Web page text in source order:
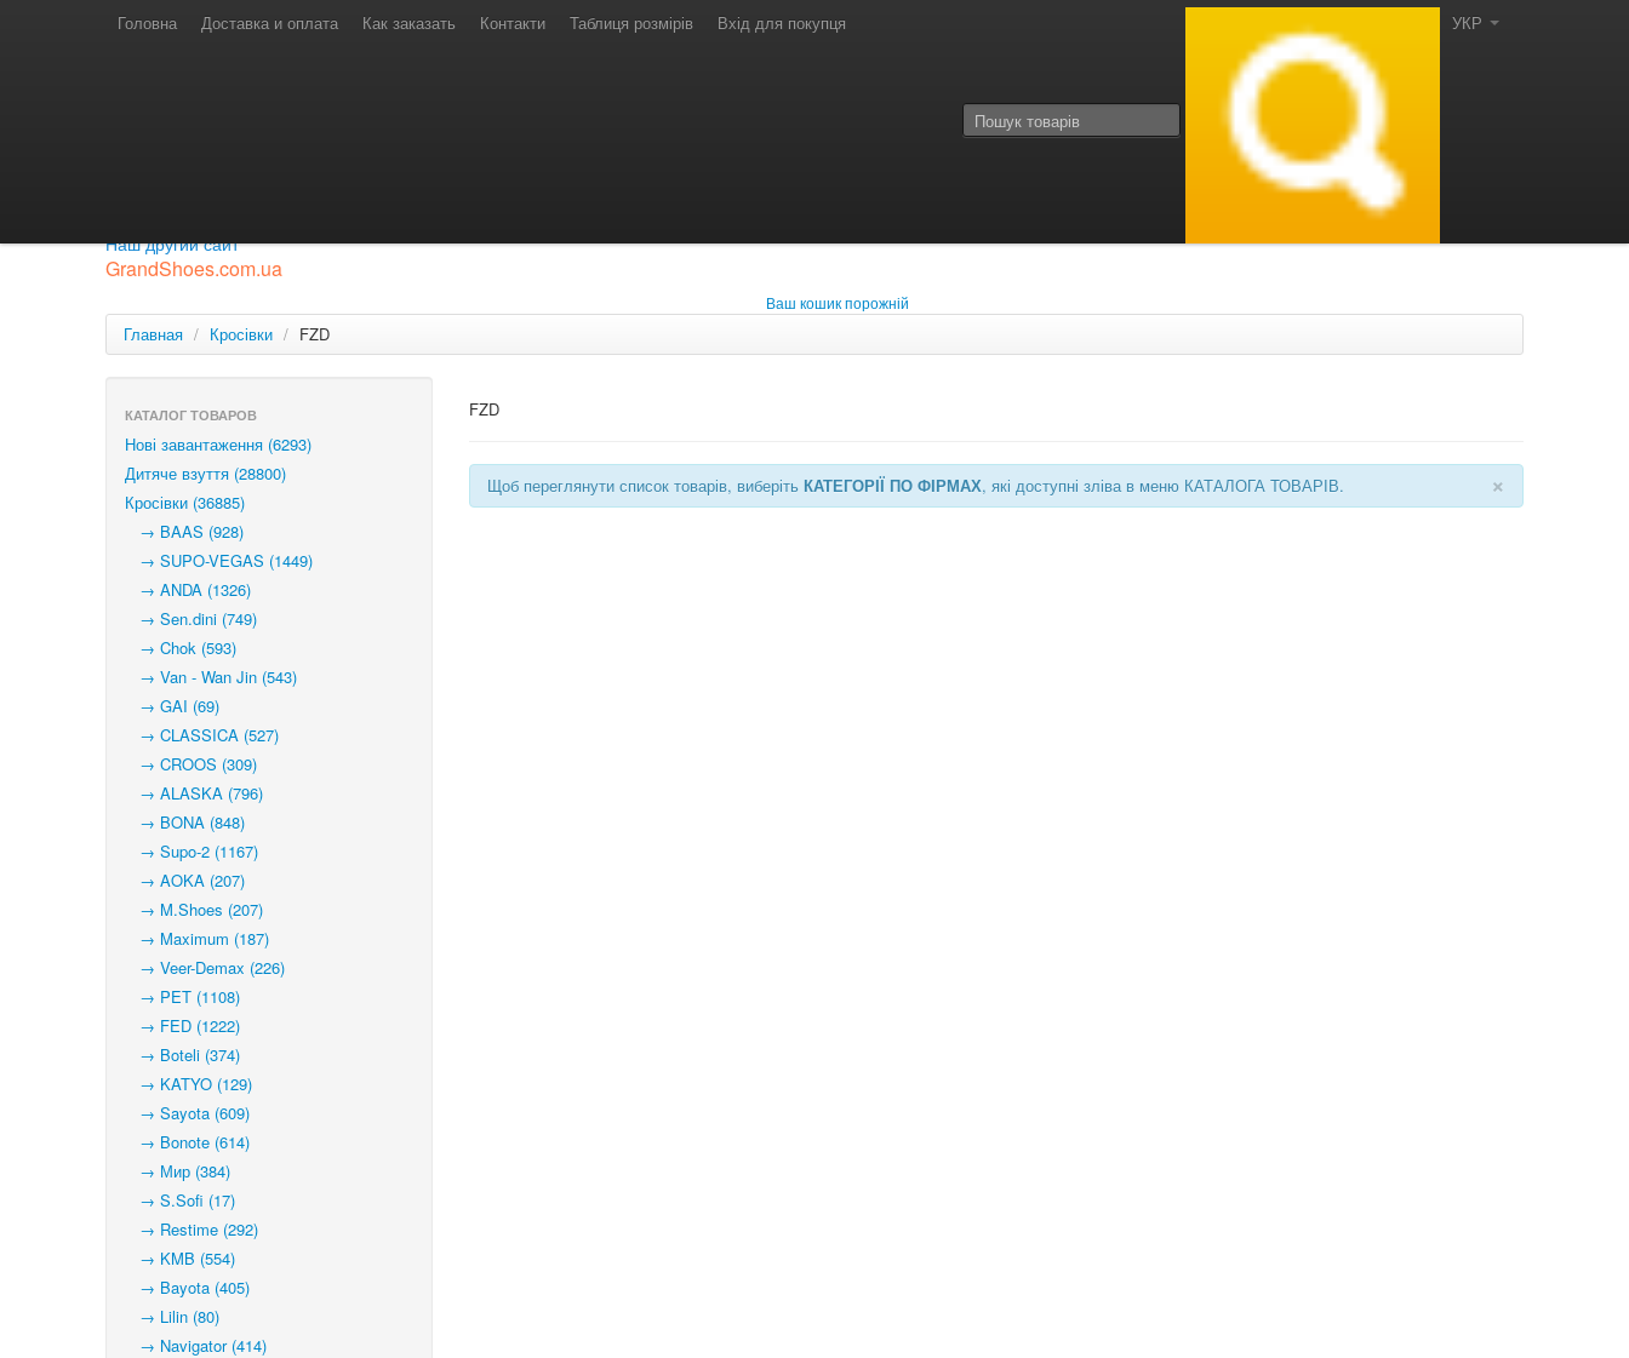
Головна Доставка и оплата Как заказать Контакти Таблиця розмірів Вхід для покупця УКР
Лайф: (063) 527-76-88 МТС: (050) 967-41-33
Наш другий сайт
GrandShoes.com.ua
Ваш кошик порожній
Главная / Кросівки / FZD
КАТАЛОГ ТОВАРОВ
Нові завантаження (6293)
Дитяче взуття (28800)
Кросівки (36885)
→ BAAS (928)
→ SUPO-VEGAS (1449)
→ ANDA (1326)
→ Sen.dini (749)
→ Chok (593)
→ Van - Wan Jin (543)
→ GAI (69)
→ CLASSICA (527)
→ CROOS (309)
→ ALASKA (796)
→ BONA (848)
→ Supo-2 (1167)
→ AOKA (207)
→ M.Shoes (207)
→ Maximum (187)
→ Veer-Demax (226)
→ PET (1108)
→ FED (1222)
→ Boteli (374)
→ KATYO (129)
→ Sayota (609)
→ Bonote (614)
→ Мир (384)
→ S.Sofi (17)
→ Restime (292)
→ KMB (554)
→ Bayota (405)
→ Lilin (80)
→ Navigator (414)
FZD
×
Щоб переглянути список товарів, виберіть КАТЕГОРІЇ ПО ФІРМАХ, які доступні зліва в меню КАТАЛОГА ТОВАРІВ.